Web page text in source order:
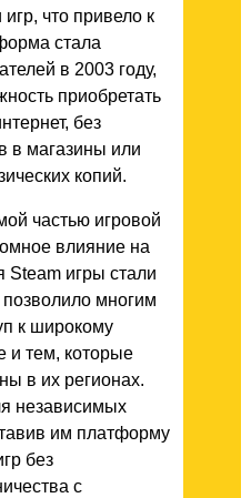
что привело к
стала
в 2003 году,
приобретать
без
в магазины или
копий.
частью игровой
влияние на
Steam игры стали
многим
к широкому
и тем, которые
в их регионах.
независимых
им платформу
без
с